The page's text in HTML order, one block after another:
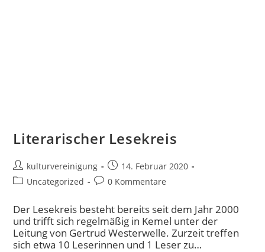
Literarischer Lesekreis
kulturvereinigung
14. Februar 2020
Uncategorized
0 Kommentare
Der Lesekreis besteht bereits seit dem Jahr 2000
und trifft sich regelmäßig in Kemel unter der
Leitung von Gertrud Westerwelle. Zurzeit treffen
sich etwa 10 Leserinnen und 1 Leser zu…